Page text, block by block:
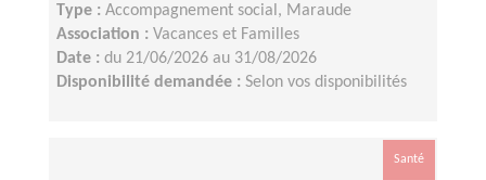
Type : Accompagnement social, Maraude
Association : Vacances et Familles
Date : du 21/06/2026 au 31/08/2026
Disponibilité demandée : Selon vos disponibilités
Santé